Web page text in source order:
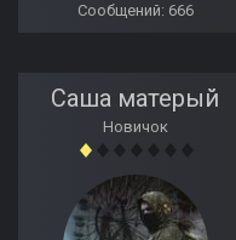
Сообщений: 666
Саша матерый
Новичок